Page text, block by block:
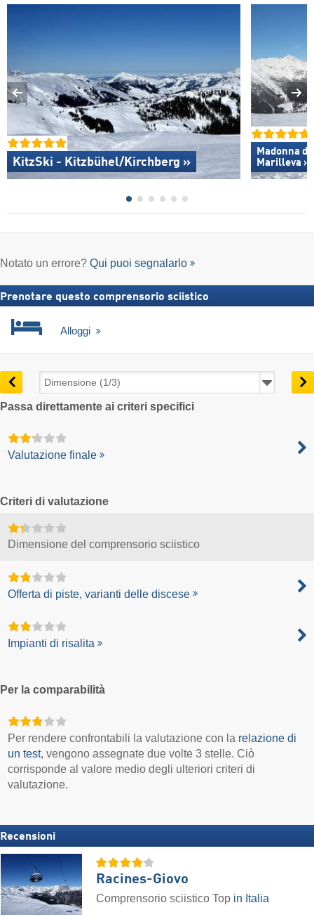
KitzSki - Kitzbühel/​Kirchberg »
Madonna
Marilleva »
Notato un errore? Qui puoi segnalarlo
Prenotare questo comprensorio sciistico
Alloggi
Passa direttamente ai criteri specifici
Valutazione finale
Criteri di valutazione
Dimensione del comprensorio sciistico
Offerta di piste, varianti delle discese
Impianti di risalita
Per la comparabilità
Per rendere confrontabili la valutazione con la relazione di
un test, vengono assegnate due volte 3 stelle. Ciò
corrisponde al valore medio degli ulteriori criteri di
valutazione.
Recensioni
Racines-Giovo
Comprensorio sciistico Top in Italia